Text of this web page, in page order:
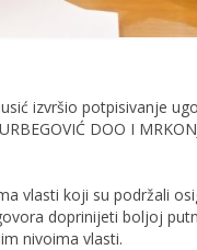
izvršio potpisivanje
DOO I
vlasti koji su podržali
doprinijeti boljoj
nivoima vlasti.